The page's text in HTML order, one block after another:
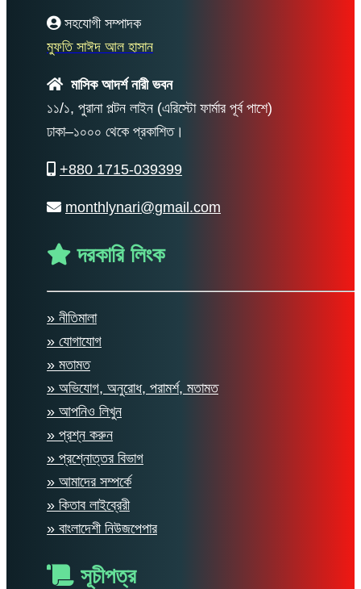
সহযোগী সম্পাদক
মুফতি সাঈদ আল হাসান
মাসিক আদর্শ নারী ভবন
১১/১, পুরানা পল্টন লাইন (এরিস্টো ফার্মার পূর্ব পাশে)
ঢাকা–১০০০ থেকে প্রকাশিত।
+880 1715-039399
monthlynari@gmail.com
দরকারি লিংক
» নীতিমালা
» যোগাযোগ
» মতামত
» অভিযোগ, অনুরোধ, পরামর্শ, মতামত
» আপনিও লিখুন
» প্রশ্ন করুন
» প্রশ্নোত্তর বিভাগ
» আমাদের সম্পর্কে
» কিতাব লাইব্রেরী
» বাংলাদেশী নিউজপেপার
সূচীপত্র